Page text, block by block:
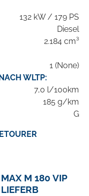
132 kW / 179 PS
Diesel
2.184 cm³
1 (None)
WLTP:
7,0 l/100km
185 g/km
G
M 180 VIP